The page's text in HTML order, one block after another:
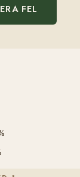
FEL